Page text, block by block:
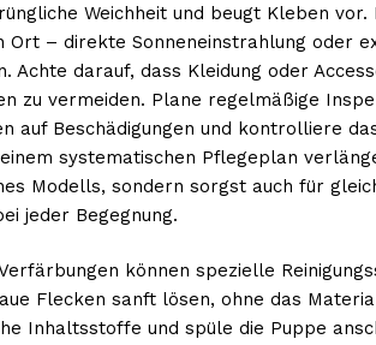
Weichheit und beugt Kleben vor.
Ort – direkte Sonneneinstrahlung oder
Achte darauf, dass Kleidung oder
zu vermeiden. Plane regelmäßige
auf Beschädigungen und kontrolliere
systematischen Pflegeplan
Modells, sondern sorgst auch für
jeder Begegnung.
können spezielle
Flecken sanft lösen, ohne das
Inhaltsstoffe und spüle die Puppe